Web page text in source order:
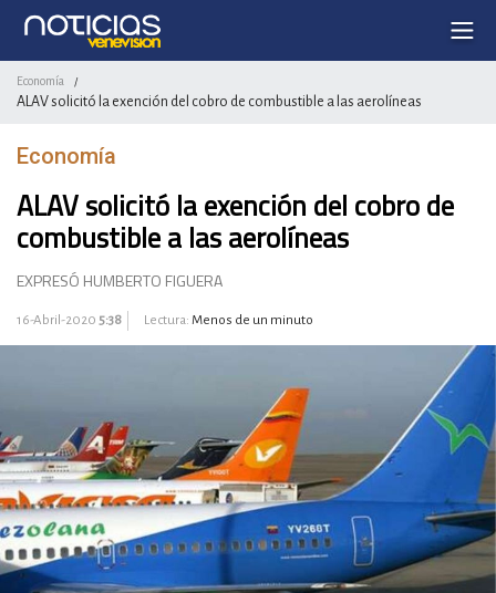
Economía /
ALAV solicitó la exención del cobro de combustible a las aerolíneas
Economía
ALAV solicitó la exención del cobro de
combustible a las aerolíneas
EXPRESÓ HUMBERTO FIGUERA
16-Abril-2020 5:38 Lectura: Menos de un minuto